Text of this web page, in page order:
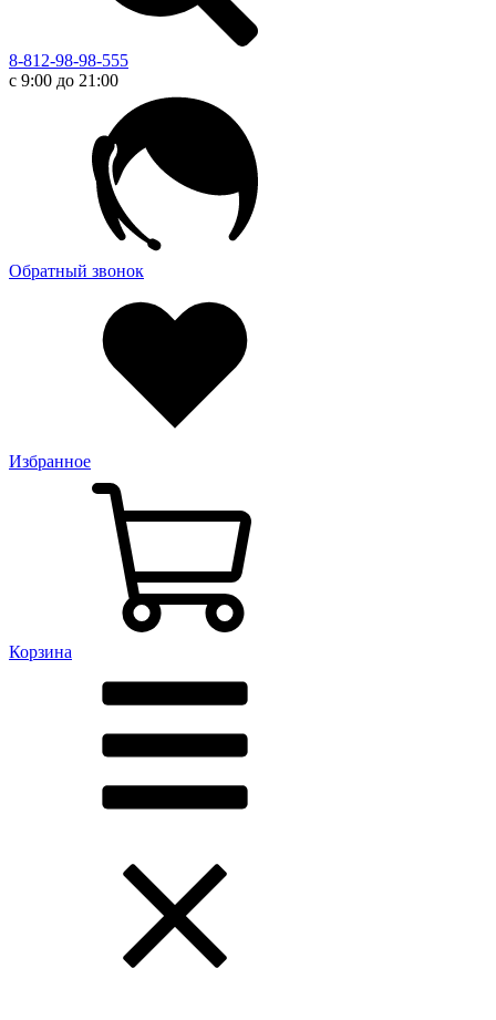
8-812-98-98-555
с 9:00 до 21:00
Обратный звонок
Избранное
Корзина